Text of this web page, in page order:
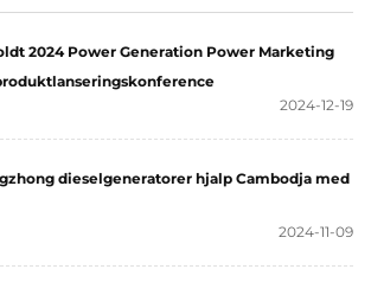
2024 Power Generation Power Marketing
2024-12-19
dieselgeneratorer hjalp Cambodja med
2024-11-09